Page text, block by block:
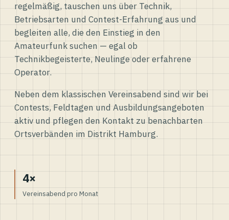
regelmäßig, tauschen uns über Technik,
Betriebsarten und Contest-Erfahrung aus und
begleiten alle, die den Einstieg in den
Amateurfunk suchen — egal ob
Technikbegeisterte, Neulinge oder erfahrene
Operator.
Neben dem klassischen Vereinsabend sind wir bei
Contests, Feldtagen und Ausbildungsangeboten
aktiv und pflegen den Kontakt zu benachbarten
Ortsverbänden im Distrikt Hamburg.
4×
Vereinsabend pro Monat